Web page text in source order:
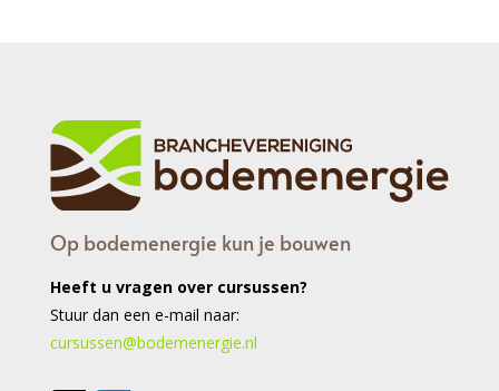
Op bodemenergie kun je bouwen
Heeft u vragen over cursussen?
Stuur dan een e-mail naar:
cursussen@bodemenergie.nl